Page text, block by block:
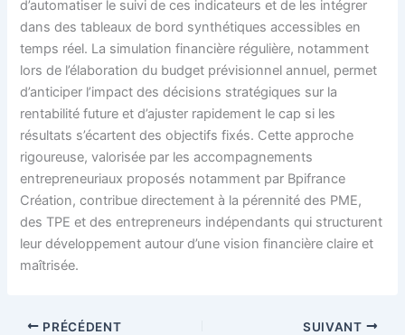
d’automatiser le suivi de ces indicateurs et de les intégrer
dans des tableaux de bord synthétiques accessibles en
temps réel. La simulation financière régulière, notamment
lors de l’élaboration du budget prévisionnel annuel, permet
d’anticiper l’impact des décisions stratégiques sur la
rentabilité future et d’ajuster rapidement le cap si les
résultats s’écartent des objectifs fixés. Cette approche
rigoureuse, valorisée par les accompagnements
entrepreneuriaux proposés notamment par Bpifrance
Création, contribue directement à la pérennité des PME,
des TPE et des entrepreneurs indépendants qui structurent
leur développement autour d’une vision financière claire et
maîtrisée.
PRÉCÉDENT SUIVANT